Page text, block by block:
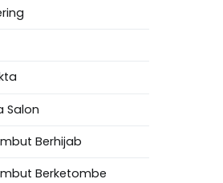
Salon
Berhijab
Berketombe